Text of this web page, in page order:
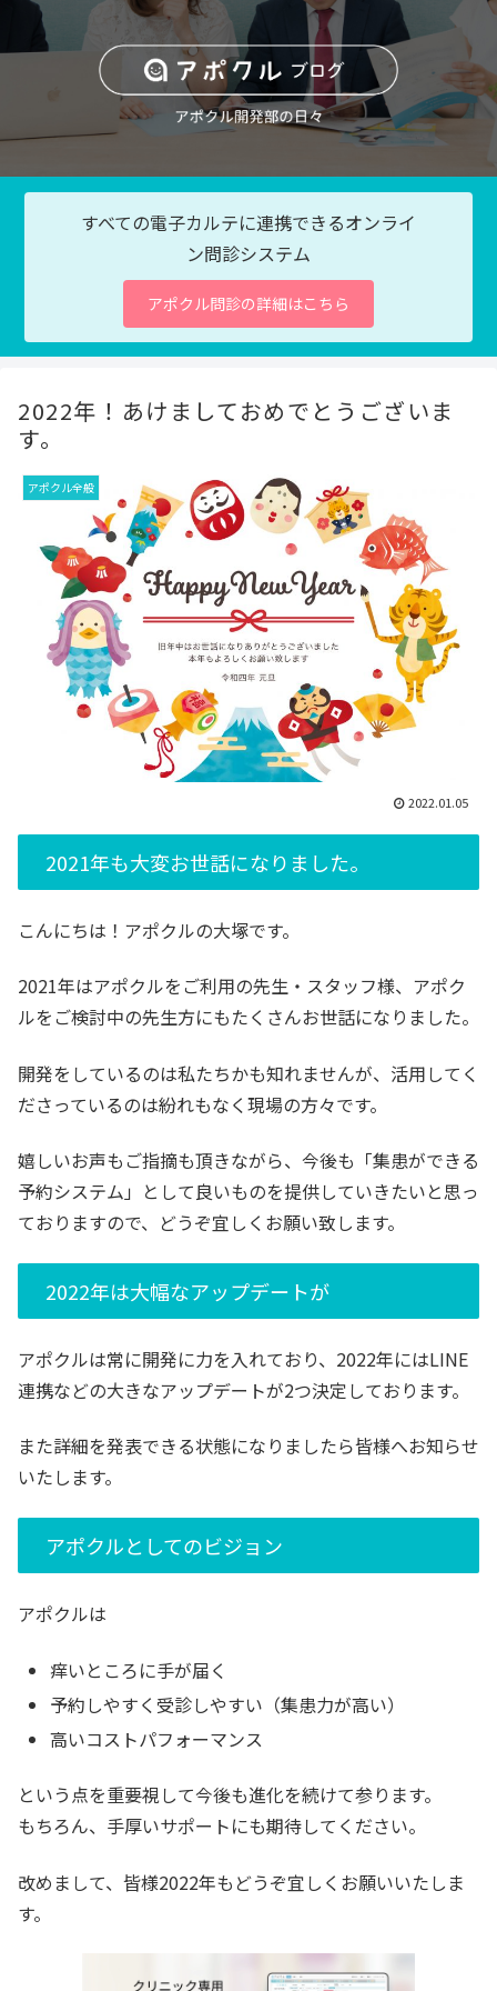
すべての電子カルテに連携できるオンライ
ン問診システム
アポクル問診の詳細はこちら
2022年！あけましておめでとうございま
す。
アポクル全般
2022.01.05
2021年も大変お世話になりました。
こんにちは！アポクルの大塚です。
2021年はアポクルをご利用の先生・スタッフ様、 アポク
ルをご検討中の先生方にもたくさんお世話になりました。
開発をしているのは私たちかも知れませんが、 活用してく
ださっているのは紛れもなく現場の方々です。
嬉しいお声もご指摘も頂きながら、今後も「集患ができる
予約システム」 として良いものを提供していきたいと思っ
ておりますので、 どうぞ宜しくお願い致します。
2022年は大幅なアップデートが
アポクルは常に開発に力を入れており、2022年にはLINE
連携などの大きなアップデートが2つ決定しております。
また詳細を発表できる状態になりましたら皆様へお知らせ
いたします。
アポクルとしてのビジョン
アポクルは
痒いところに手が届く
予約しやすく受診しやすい（集患力が高い）
高いコストパフォーマンス
という点を重要視して今後も進化を続けて参ります。
もちろん、手厚いサポートにも期待してください。
改めまして、皆様2022年もどうぞ宜しくお願いいたしま
す。